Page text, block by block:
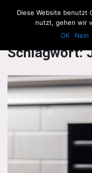
The
Schlagwort:
Diese Website benutzt
nutzt, gehen wir
OK
Nein